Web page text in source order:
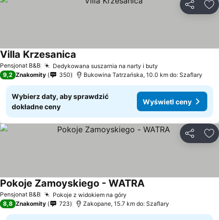
Pensjonat B&B Dedykowana suszarnia na narty i buty
Villa Krzesanica
9,2 Znakomity 350 Bukowina Tatrzańska, 10.0 km do: Szaflary
Wybierz daty, aby sprawdzić
dokładne ceny
Wyświetl ceny
Pensjonat B&B Pokoje z widokiem na góry
Pokoje Zamoyskiego - WATRA
8,8 Znakomity 723 Zakopane, 15.7 km do: Szaflary